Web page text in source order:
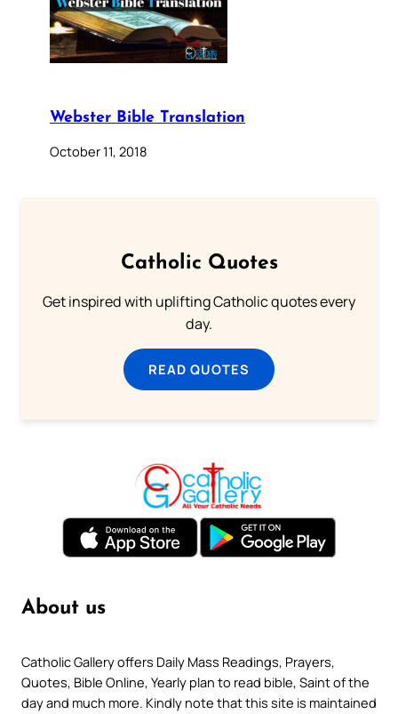
Webster Bible Translation
October 11, 2018
Catholic Quotes
Get inspired with uplifting Catholic quotes every
day.
READ QUOTES
About us
Catholic Gallery offers Daily Mass Readings, Prayers,
Quotes, Bible Online, Yearly plan to read bible, Saint of the
day and much more. Kindly note that this site is maintained